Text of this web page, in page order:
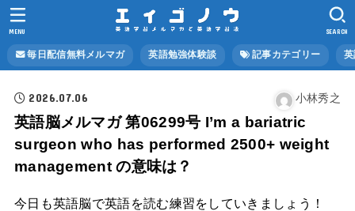
毎日配信無料メルマガ 英語勉強体験談 記事カテゴリー
SEARCH
MENU
2026.07.06 小林秀之
英語脳メルマガ 第06299号 I’m a bariatric
surgeon who has performed 2500+ weight
management の意味は？
今日も英語脳で英語を読む練習をしていきましょう！